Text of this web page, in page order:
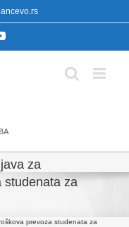
YouTube
za
studenata za
prevoza studenata za